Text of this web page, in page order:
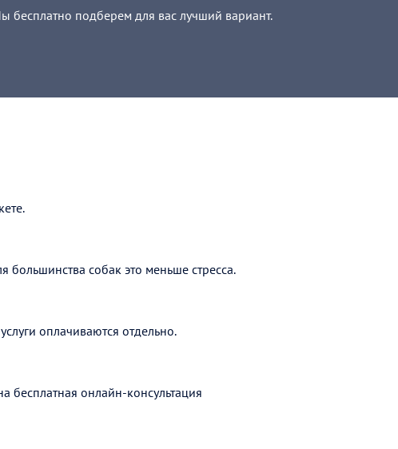
бесплатно подберем для вас лучший вариант.
большинства собак это меньше стресса.
оплачиваются отдельно.
онлайн-консультация